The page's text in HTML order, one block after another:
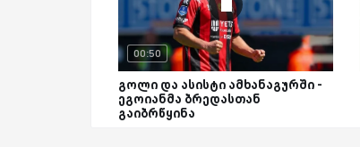
00:50
გოლი და ასისტი ამხანაგურში -
ეგოიანმა ბრედასთან
გაიბრწყინა